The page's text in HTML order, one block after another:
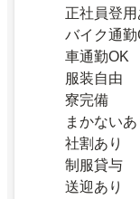
正社員登用
バイク通勤
車通勤OK
服装自由
寮完備
まかないあ
社割あり
制服貸与
送迎あり